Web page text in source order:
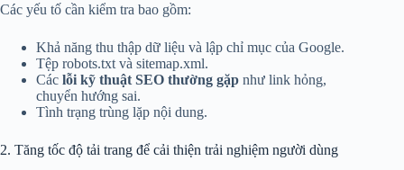
Các yếu tố cần kiểm tra bao gồm:
Khả năng thu thập dữ liệu và lập chỉ mục của Google.
Tệp robots.txt và sitemap.xml.
Các lỗi kỹ thuật SEO thường gặp như link hỏng,
chuyển hướng sai.
Tình trạng trùng lặp nội dung.
2. Tăng tốc độ tải trang để cải thiện trải nghiệm người dùng